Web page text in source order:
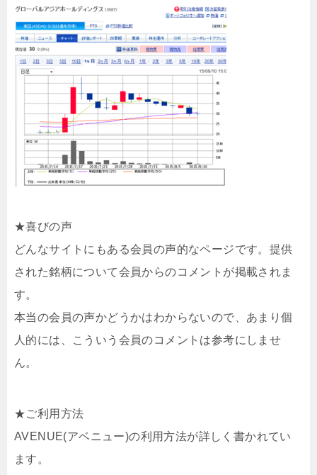
★喜びの声
どんなサイトにもある会員の声的なページです。提供
された銘柄について会員からのコメントが掲載されま
す。
本当の会員の声かどうかはわからないので、あまり個
人的には、こういう会員のコメントは参考にしませ
ん。
★ご利用方法
AVENUE(アベニュー)の利用方法が詳しく書かれてい
ます。